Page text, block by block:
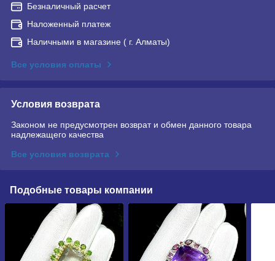
Безналичный расчет
Наложенный платеж
Наличными в магазине ( г. Алматы)
Все условия оплаты
Условия возврата
Законом не предусмотрен возврат и обмен данного товара
надлежащего качества
Все условия возврата
Подобные товары компании